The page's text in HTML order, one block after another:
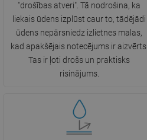
"drošības atveri". Tā nodrošina, ka
liekais ūdens izplūst caur to, tādējādi
ūdens nepārsniedz izlietnes malas,
kad apakšējais notecējums ir aizvērts.
Tas ir ļoti drošs un praktisks
risinājums.